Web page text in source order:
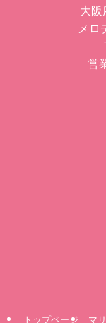
大阪
メロ
営
トップページ マ